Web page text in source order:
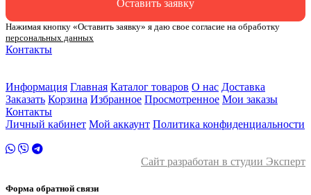
Оставить заявку
Нажимая кнопку «Оставить заявку» я даю свое согласие на обработку
персональных данных
Контакты
Информация Главная Каталог товаров О нас Доставка
Заказать Корзина Избранное Просмотренное Мои заказы
Контакты
Личный кабинет Мой аккаунт Политика конфиденциальности
Сайт разработан в студии Эксперт
Форма обратной связи